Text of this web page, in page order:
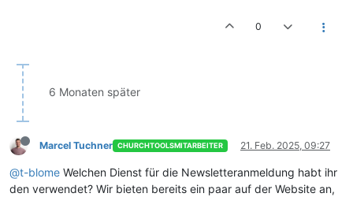
0
6 Monaten später
Marcel Tuchner CHURCHTOOLSMITARBEITER 21. Feb. 2025, 09:27
@t-blome Welchen Dienst für die Newsletteranmeldung habt ihr
den verwendet? Wir bieten bereits ein paar auf der Website an,